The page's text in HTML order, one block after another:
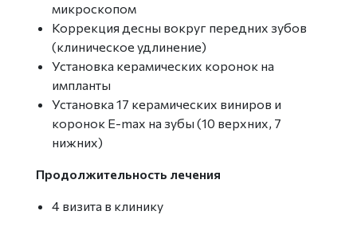
микроскопом
Коррекция десны вокруг передних зубов
(клиническое удлинение)
Установка керамических коронок на
импланты
Установка 17 керамических виниров и
коронок E-max на зубы (10 верхних, 7
нижних)
Продолжительность лечения
4 визита в клинику